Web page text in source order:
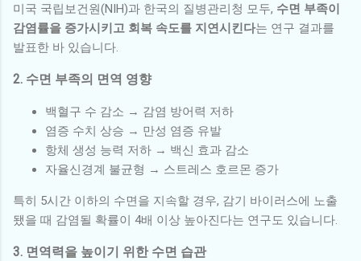
미국 국립보건원(NIH)과 한국의 질병관리청 모두, 수면 부족이
감염률을 증가시키고 회복 속도를 지연시킨다는 연구 결과를
발표한 바 있습니다.
2. 수면 부족의 면역 영향
백혈구 수 감소 → 감염 방어력 저하
염증 수치 상승 → 만성 염증 유발
항체 생성 능력 저하 → 백신 효과 감소
자율신경계 불균형 → 스트레스 호르몬 증가
특히 5시간 이하의 수면을 지속할 경우, 감기 바이러스에 노출
됐을 때 감염될 확률이 4배 이상 높아진다는 연구도 있습니다.
3. 면역력을 높이기 위한 수면 습관